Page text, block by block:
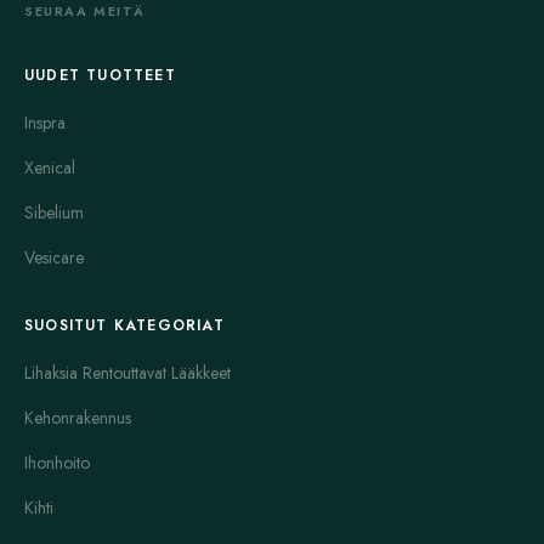
vaikuttavista aineista ovat albendatsoli ja mebendatsoli, joita
käytetään usein suoliston loisten hoidossa, sekä pratsikvanteli ja
edustaa ryhmää, joka tehoaa tyypillisesti alkueläimiin ja tiettyihin
anaerobisiin taudinaiheuttajiin. Näiden lääkkeiden keskeiset erot
kohdespecies‑alueeseen.
raskauden, imetyksen ja tiettyjen sairauksien yhteydessä. Osa
valmisteista on reseptilääkkeitä, ja käyttöä ohjataan
lääkkeiden kanssa ovat otettava huomioon. Hoitoa
SEURAA MEITÄ
UUDET TUOTTEET
Inspra
Xenical
Sibelium
Vesicare
SUOSITUT KATEGORIAT
Lihaksia Rentouttavat Lääkkeet
Kehonrakennus
Ihonhoito
Kihti